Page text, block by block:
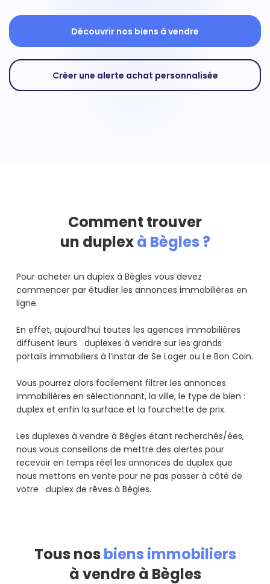
Découvrir nos biens à vendre
Créer une alerte achat personnalisée
Comment trouver
un duplexà Bègles ?
Pour acheter un duplex à Bègles vous devez
commencer par étudier les annonces immobilières en
ligne.
En effet, aujourd’hui toutes les agences immobilières
diffusent leurs duplexes à vendre sur les grands
portails immobiliers à l’instar de Se Loger ou Le Bon Coin.
Vous pourrez alors facilement filtrer les annonces
immobilières en sélectionnant, la ville, le type de bien :
duplex et enfin la surface et la fourchette de prix.
Les duplexes à vendre à Bègles étant recherchés/ées,
nous vous conseillons de mettre des alertes pour
recevoir en temps réel les annonces de duplex que
nous mettons en vente pour ne pas passer à côté de
votre duplex de rêves à Bègles.
Tous nos biens immobiliers
à vendre à Bègles